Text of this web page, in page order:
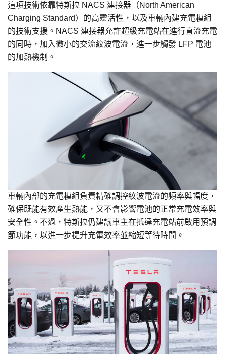
這項技術依靠特斯拉 NACS 連接器（North American
Charging Standard）的高靈活性，以及車輛內建充電模組
的技術支援。NACS 連接器允許超級充電站在進行直流充電
的同時，加入微小的交流紋波電流，進一步觸發 LFP 電池
的加熱機制。
車輛內部的充電模組負責精確調控紋波電流的頻率與幅度，
確保既能有效產生熱能，又不會影響電池的正常充電效率與
安全性。不過，特斯拉仍建議車主在抵達充電站前啟用預調
節功能，以進一步提升充電效率並縮短等待時間。